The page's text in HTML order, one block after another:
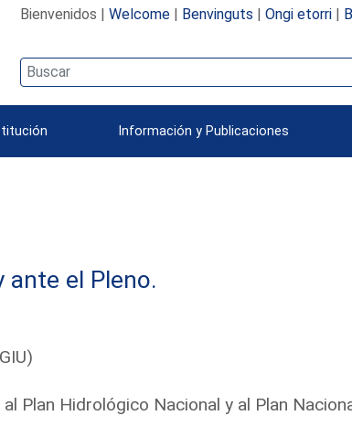
Bienvenidos | Welcome| Benvinguts | Ongi etorri|
Información y Publicaciones
ante el Pleno.
Plan Hidrológico Nacional y al Plan